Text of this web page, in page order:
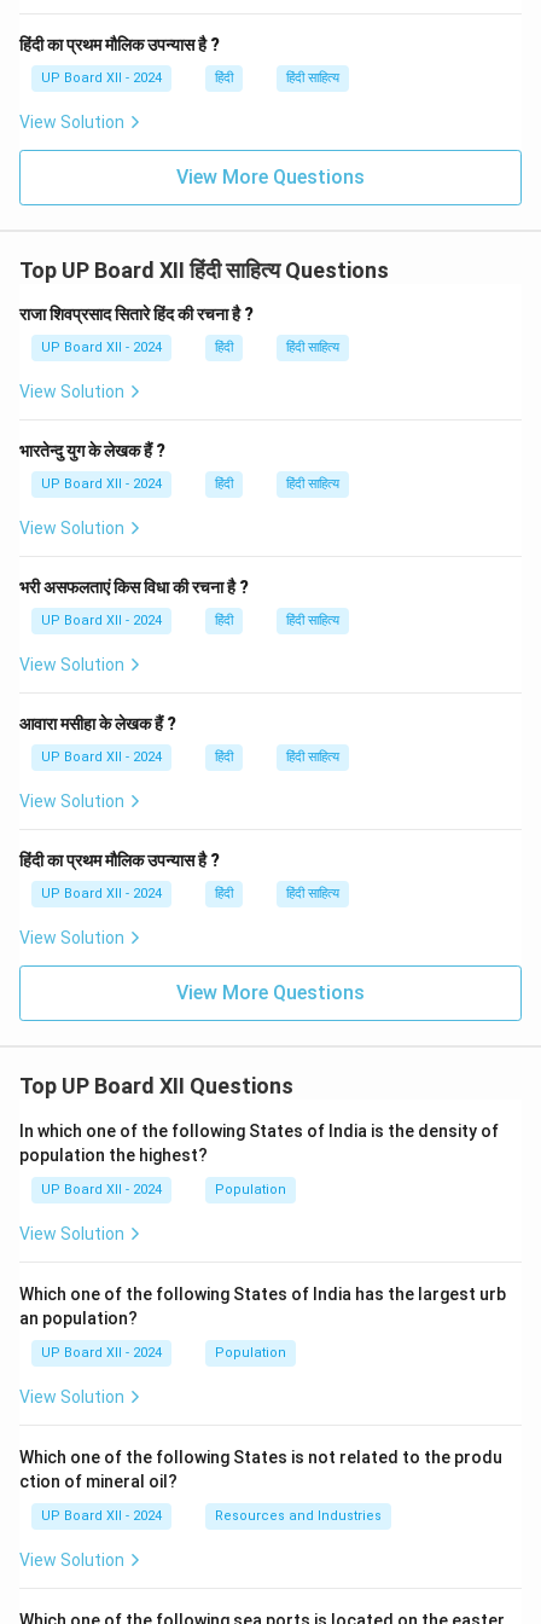
हिंदी का प्रथम मौलिक उपन्यास है ?
UP Board XII - 2024 हिंदी हिंदी साहित्य
View Solution
View More Questions
Top UP Board XII हिंदी साहित्य Questions
राजा शिवप्रसाद सितारे हिंद की रचना है ?
UP Board XII - 2024 हिंदी हिंदी साहित्य
View Solution
भारतेन्दु युग के लेखक हैं ?
UP Board XII - 2024 हिंदी हिंदी साहित्य
View Solution
भरी असफलताएं किस विधा की रचना है ?
UP Board XII - 2024 हिंदी हिंदी साहित्य
View Solution
आवारा मसीहा के लेखक हैं ?
UP Board XII - 2024 हिंदी हिंदी साहित्य
View Solution
हिंदी का प्रथम मौलिक उपन्यास है ?
UP Board XII - 2024 हिंदी हिंदी साहित्य
View Solution
View More Questions
Top UP Board XII Questions
In which one of the following States of India is the density of
population the highest?
UP Board XII - 2024 Population
View Solution
Which one of the following States of India has the largest urb
an population?
UP Board XII - 2024 Population
View Solution
Which one of the following States is not related to the produ
ction of mineral oil?
UP Board XII - 2024 Resources and Industries
View Solution